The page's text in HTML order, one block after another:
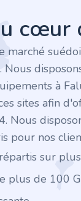
cœur
marché
à
sites afin
Nous
pour nos
sur
plus de 100